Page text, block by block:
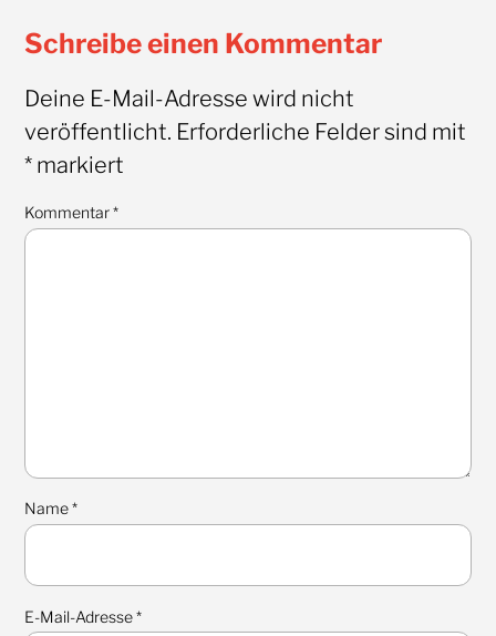
Schreibe einen Kommentar
Deine E-Mail-Adresse wird nicht
veröffentlicht. Erforderliche Felder sind mit
*markiert
Kommentar*
Name*
E-Mail-Adresse*